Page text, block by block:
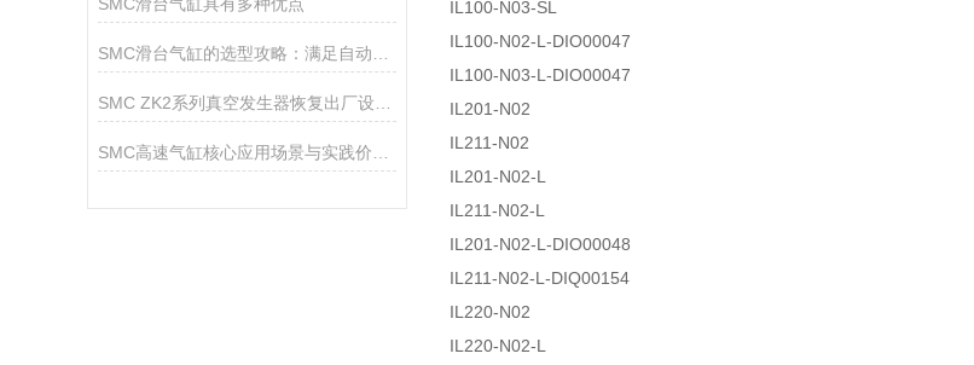
IL100-N03-SL
IL100-N02-L-DIO00047
IL100-N03-L-DIO00047
IL201-N02
IL211-N02
IL201-N02-L
IL211-N02-L
IL201-N02-L-DIO00048
IL211-N02-L-DIQ00154
IL220-N02
IL220-N02-L